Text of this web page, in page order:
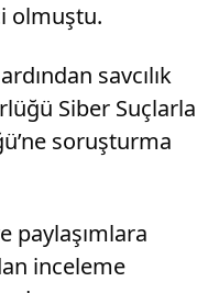
olmuştu.
savcılık
Siber Suçlarla
soruşturma
paylaşımlara
inceleme